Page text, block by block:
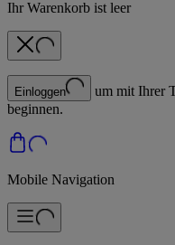
Ihr Warenkorb ist leer
Einloggen
um mit Ihrer
beginnen.
Mobile Navigation